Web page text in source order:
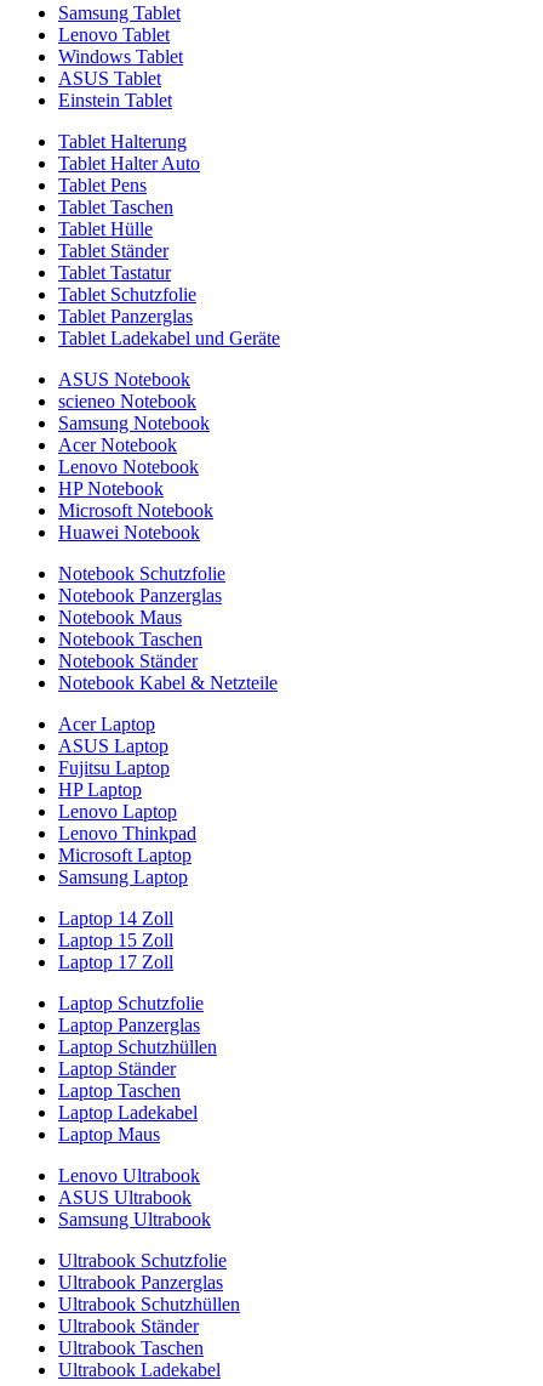
Samsung Tablet
Lenovo Tablet
Windows Tablet
ASUS Tablet
Einstein Tablet
Tablet Halterung
Tablet Halter Auto
Tablet Pens
Tablet Taschen
Tablet Hülle
Tablet Ständer
Tablet Tastatur
Tablet Schutzfolie
Tablet Panzerglas
Tablet Ladekabel und Geräte
ASUS Notebook
scieneo Notebook
Samsung Notebook
Acer Notebook
Lenovo Notebook
HP Notebook
Microsoft Notebook
Huawei Notebook
Notebook Schutzfolie
Notebook Panzerglas
Notebook Maus
Notebook Taschen
Notebook Ständer
Notebook Kabel & Netzteile
Acer Laptop
ASUS Laptop
Fujitsu Laptop
HP Laptop
Lenovo Laptop
Lenovo Thinkpad
Microsoft Laptop
Samsung Laptop
Laptop 14 Zoll
Laptop 15 Zoll
Laptop 17 Zoll
Laptop Schutzfolie
Laptop Panzerglas
Laptop Schutzhüllen
Laptop Ständer
Laptop Taschen
Laptop Ladekabel
Laptop Maus
Lenovo Ultrabook
ASUS Ultrabook
Samsung Ultrabook
Ultrabook Schutzfolie
Ultrabook Panzerglas
Ultrabook Schutzhüllen
Ultrabook Ständer
Ultrabook Taschen
Ultrabook Ladekabel